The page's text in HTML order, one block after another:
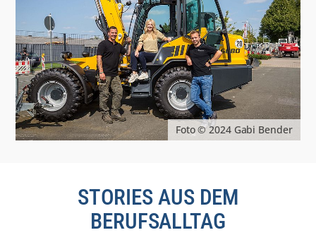
Foto © 2024 Gabi Bender
STORIES AUS DEM
BERUFSALLTAG